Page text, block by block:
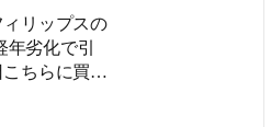
リップスの
年劣化で引
ちらに買い
としてはほ